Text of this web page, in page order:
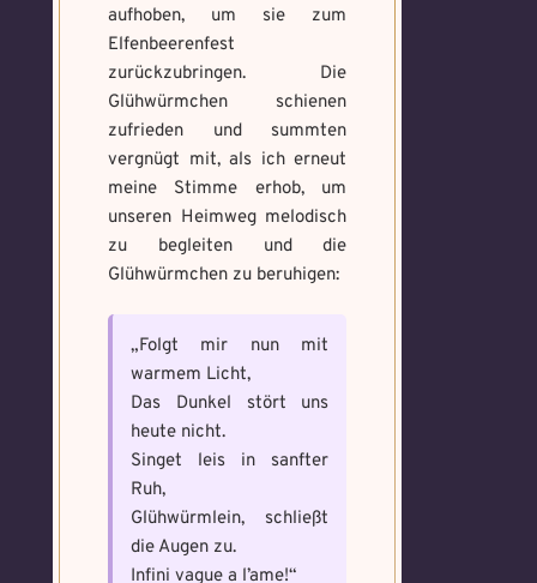
aufhoben, um sie zum
Elfenbeerenfest
zurückzubringen. Die
Glühwürmchen schienen
zufrieden und summten
vergnügt mit, als ich erneut
meine Stimme erhob, um
unseren Heimweg melodisch
zu begleiten und die
Glühwürmchen zu beruhigen:
„Folgt mir nun mit
warmem Licht,
Das Dunkel stört uns
heute nicht.
Singet leis in sanfter
Ruh,
Glühwürmlein, schließt
die Augen zu.
Infini vague a l’ame!“